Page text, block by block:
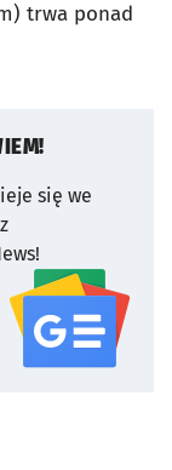
trwa ponad
się we
serwisu